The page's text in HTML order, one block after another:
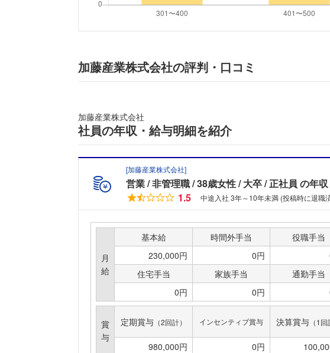
加藤産業株式会社の評判・口コミ
加藤産業株式会社
社員の年収・給与明細を紹介
[加藤産業株式会社]
営業 非管理職 38歳女性 大卒 正社員 の年
1.5
中途入社 3年～10年未満 (投稿時に退職
月
給
基本給 時間外手当 役職手当
230,000円
0円
住宅手当
家族手当 通勤手当
0円
0円
賞
与
定期賞与 （2回計） インセンティブ賞与 決算賞与（1回
980,000円
0円